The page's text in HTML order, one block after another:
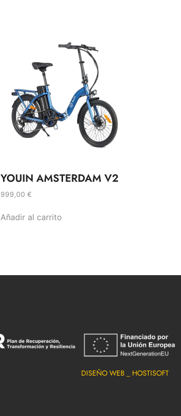
YOUIN AMSTERDAM V2
999,00€
Añadir al carrito
DISEÑO WEB _ HOSTISOFT